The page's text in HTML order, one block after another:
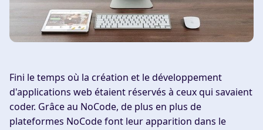
Fini le temps où la création et le développement
d'applications web étaient réservés à ceux qui savaient
coder. Grâce au NoCode, de plus en plus de
plateformes NoCodefont leur apparition dans le